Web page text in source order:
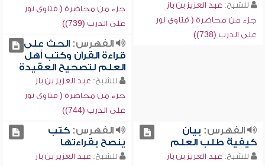
للشيخ: عبد العزيز بن باز
جزء من محاضرة ( فتاوى نور
على الدرب (738))
جزء من محاضرة ( فتاوى نور
على الدرب (739))
الفهرس:الحث على
قراءة القرآن وكتب أهل
العلم لتصحيح العقيدة
للشيخ: عبد العزيز بن باز
جزء من محاضرة ( فتاوى نور
على الدرب (744))
الفهرس: بيان
كيفية طلب العلم
للشيخ: عبد العزيز بن باز
الفهرس:كتب
ينصح بقراءتها
للشيخ: عبد العزيز بن باز